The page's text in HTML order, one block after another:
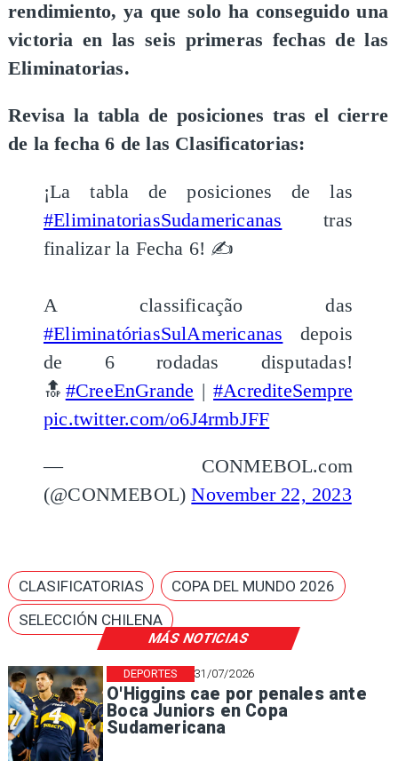
MÁS NOTICIAS
31/07/2026
O'Higgins cae por penales ante
Boca Juniors en Copa
Sudamericana
DEPORTES
rendimiento, ya que solo ha conseguido una
victoria en las seis primeras fechas de las
Eliminatorias.
​Revisa la tabla de posiciones tras el cierre
de la fecha 6 de las Clasificatorias:
¡La tabla de posiciones de las
#EliminatoriasSudamericanas tras
finalizar la Fecha 6! ✍️
A classificação das
#EliminatóriasSulAmericanas depois
de 6 rodadas disputadas!
🔝 #CreeEnGrande |#AcrediteSempre
pic.twitter.com/o6J4rmbJFF
— CONMEBOL.com
(@CONMEBOL)November 22, 2023
CLASIFICATORIAS
COPA DEL MUNDO 2026
SELECCIÓN CHILENA